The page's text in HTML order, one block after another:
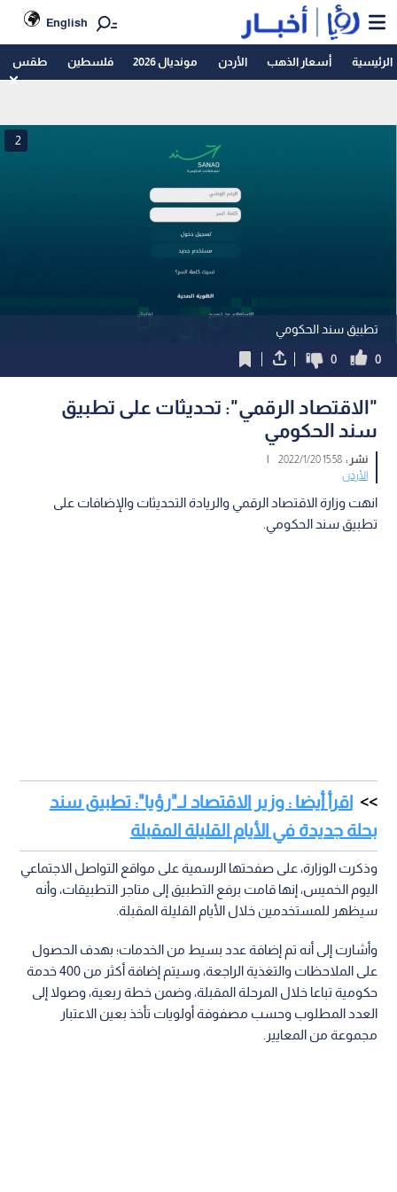
English
الرئيسية أسعار الذهب الأردن مونديال 2026 فلسطين طقس
تطبيق سند الحكومي
2
0
0
"الاقتصاد الرقمي": تحديثات على تطبيق
سند الحكومي
نشر :15:58 2022/1/20
|
الأردن
انهت وزارة الاقتصاد الرقمي والريادة التحديثات والإضافات على
تطبيق سند الحكومي.
اقرأ أيضا : وزير الاقتصاد لـ"رؤيا": تطبيق سند
بحلة جديدة في الأيام القليلة المقبلة
وذكرت الوزارة، على صفحتها الرسمية على مواقع التواصل الاجتماعي
اليوم الخميس، إنها قامت برفع التطبيق إلى متاجر التطبيقات، وأنه
سيظهر للمستخدمين خلال الأيام القليلة المقبلة.
وأشارت إلى أنه تم إضافة عدد بسيط من الخدمات؛ بهدف الحصول
على الملاحظات والتغذية الراجعة، وسيتم إضافة أكثر من 400 خدمة
حكومية تباعا خلال المرحلة المقبلة، وضمن خطة ربعية، وصولا إلى
العدد المطلوب وحسب مصفوفة أولويات تأخذ بعين الاعتبار
مجموعة من المعايير.